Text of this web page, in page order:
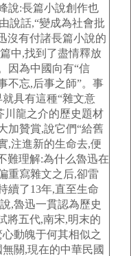
說:長篇小說創作也
說話,“變成為社會批
沒有付諸長篇小說的
中,找到了盡情釋放
因為中國向有“信
不忘,后事之師”。事
具有這種“雜文意
川龍之介的歷史題材
加贊賞,說它們“給舊
,注進新的生命去,便
難理解:為什么魯迅在
重寫雜文之后,卻雷
續了13年,直至生命
,魯迅一貫認為歷史
將五代,南宋,明末的
動魄于何其相似之
關,現在的中華民國